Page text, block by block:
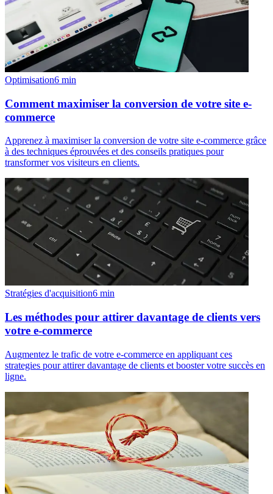
Optimisation6 min
Comment maximiser la conversion de votre site e-
commerce
Apprenez à maximiser la conversion de votre site e-commerce grâce
à des techniques éprouvées et des conseils pratiques pour
transformer vos visiteurs en clients.
Stratégies d'acquisition6 min
Les méthodes pour attirer davantage de clients vers
votre e-commerce
Augmentez le trafic de votre e-commerce en appliquant ces
strategies pour attirer davantage de clients et booster votre succès en
ligne.